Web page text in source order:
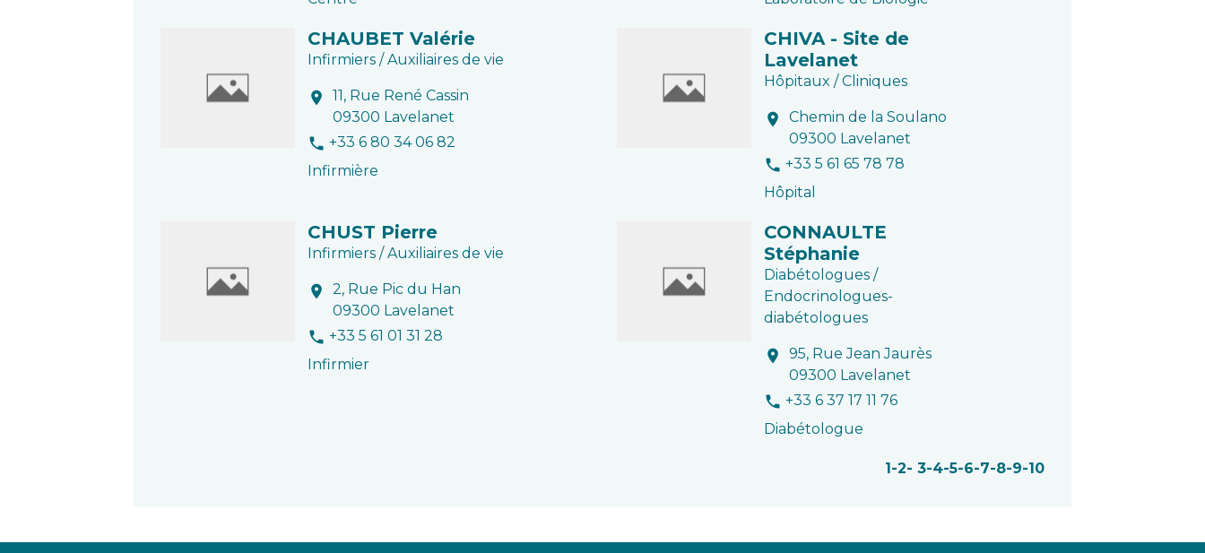
CHAUBET Valérie
Infirmiers / Auxiliaires de vie
location_on
11, Rue René Cassin
09300 Lavelanet
phone +33 6 80 34 06 82
Infirmière
CHIVA - Site de
Lavelanet
Hôpitaux / Cliniques
location_on
Chemin de la Soulano
09300 Lavelanet
phone +33 5 61 65 78 78
Hôpital
CHUST Pierre
Infirmiers / Auxiliaires de vie
location_on
2, Rue Pic du Han
09300 Lavelanet
phone +33 5 61 01 31 28
Infirmier
CONNAULTE
Stéphanie
Diabétologues /
Endocrinologues-
diabétologues
location_on
95, Rue Jean Jaurès
09300 Lavelanet
phone +33 6 37 17 11 76
Diabétologue
1-2- 3-4-5-6-7-8-9-10